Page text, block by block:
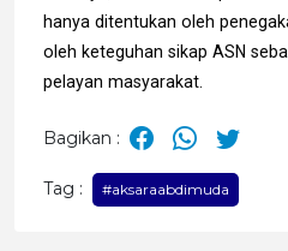
hanya ditentukan oleh
oleh keteguhan sikap ASN
pelayan masyarakat.
Bagikan :
Tag : #aksaraabdimuda